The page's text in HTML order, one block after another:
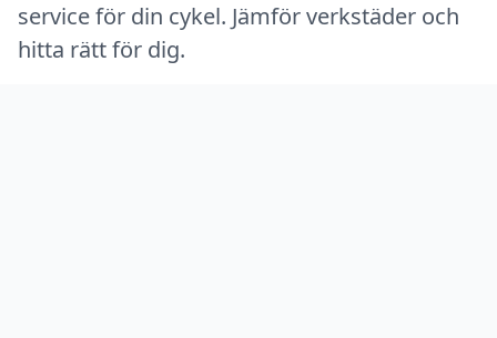
service för din cykel. Jämför verkstäder och
hitta rätt för dig.